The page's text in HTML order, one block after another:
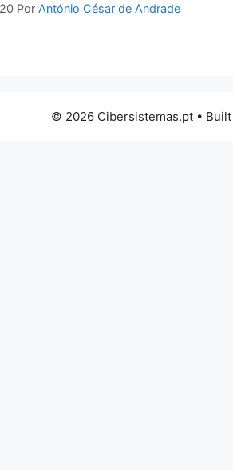
Por António César de Andrade
© 2026 Cibersistemas.pt•